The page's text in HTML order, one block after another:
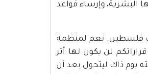
وإرساء قواعد
فلسطين. نعم لمنظمة
لن يكون لها أثر
يوم ذاك ليتحول بعد أن